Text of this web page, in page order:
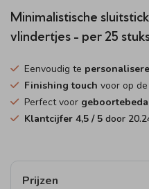
Minimalistische
vlindertjes - per 25
Eenvoudig te
Finishing touch voor op
Perfect voor
Klantcijfer 4,5 / 5 door
Prijzen